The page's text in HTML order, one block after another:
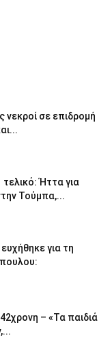
νεκροί σε επιδρομή
Ήττα για
Τούμπα,...
για τη
– «Τα παιδιά